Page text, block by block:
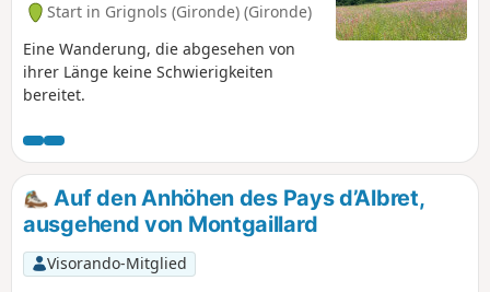
Start in Grignols (Gironde) (Gironde)
Eine Wanderung, die abgesehen von
ihrer Länge keine Schwierigkeiten
bereitet.
Auf den Anhöhen des Pays d’Albret,
ausgehend von Montgaillard
Visorando-Mitglied